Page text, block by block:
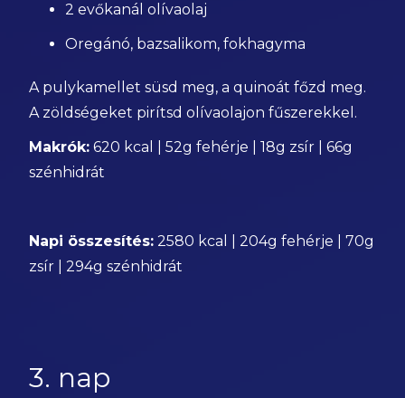
2 evőkanál olívaolaj
Oregánó, bazsalikom, fokhagyma
A pulykamellet süsd meg, a quinoát főzd meg.
A zöldségeket pirítsd olívaolajon fűszerekkel.
Makrók: 620 kcal | 52g fehérje | 18g zsír | 66g
szénhidrát
Napi összesítés: 2580 kcal | 204g fehérje | 70g
zsír | 294g szénhidrát
3. nap